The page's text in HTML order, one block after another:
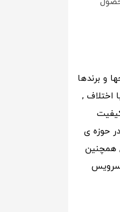
و برندها
اختلاف ,
حوزه ی
, همچنین